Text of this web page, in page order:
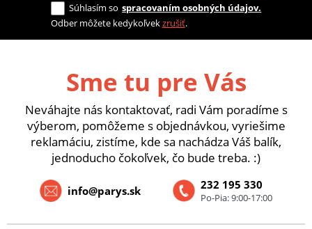
Súhlasím so spracovaním osobných údajov.
Odber môžete kedykoľvekzrušiť.
Sme tu pre Vás
Neváhajte nás kontaktovať, radi Vám poradíme s
výberom, pomôžeme s objednávkou, vyriešime
reklamáciu, zistíme, kde sa nachádza Váš balík,
jednoducho čokoľvek, čo bude treba. :)
232 195 330
Po-Pia: 9:00-17:00
info@parys.sk